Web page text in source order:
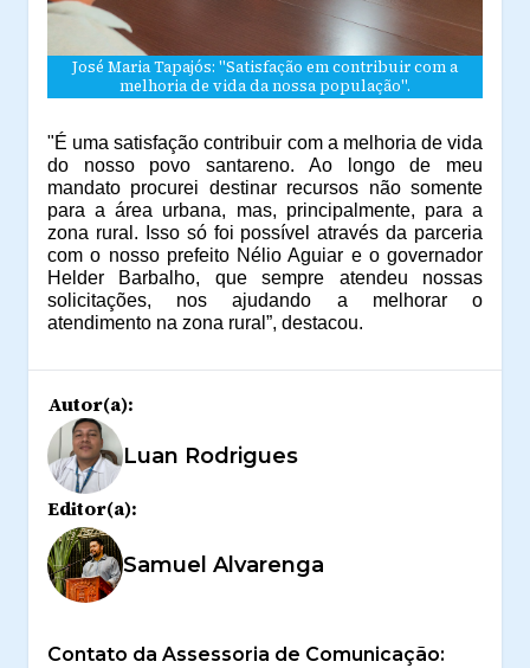
José Maria Tapajós: "Satisfação em contribuir com a
melhoria de vida da nossa população".
"É uma satisfação contribuir com a melhoria de vida
do nosso povo santareno. Ao longo de meu
mandato procurei destinar recursos não somente
para a área urbana, mas, principalmente, para a
zona rural. Isso só foi possível através da parceria
com o nosso prefeito Nélio Aguiar e o governador
Helder Barbalho, que sempre atendeu nossas
solicitações, nos ajudando a melhorar o
atendimento na zona rural”, destacou.
Autor(a):
Luan Rodrigues
Editor(a):
Samuel Alvarenga
Contato da Assessoria de Comunicação: